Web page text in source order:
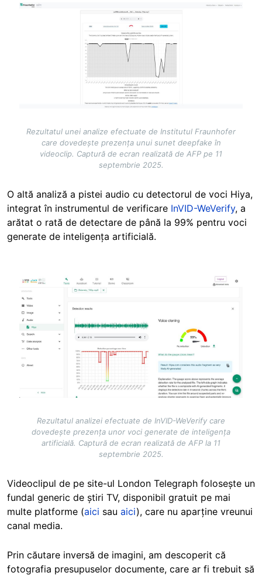
Image
Rezultatul unei analize efectuate de Institutul Fraunhofer
care dovedește prezența unui sunet deepfake în
videoclip. Captură de ecran realizată de AFP pe 11
septembrie 2025.
O altă analiză a pistei audio cu detectorul de voci Hiya,
integrat în instrumentul de verificare InVID-WeVerify, a
arătat o rată de detectare de până la 99% pentru voci
generate de inteligența artificială.
Image
Rezultatul analizei efectuate de InVID-WeVerify care
dovedește prezența unor voci generate de inteligența
artificială. Captură de ecran realizată de AFP la 11
septembrie 2025.
Videoclipul de pe site-ul London Telegraph folosește un
fundal generic de știri TV, disponibil gratuit pe mai
multe platforme (aici sau aici), care nu aparține vreunui
canal media.
Prin căutare inversă de imagini, am descoperit că
fotografia presupuselor documente, care ar fi trebuit să